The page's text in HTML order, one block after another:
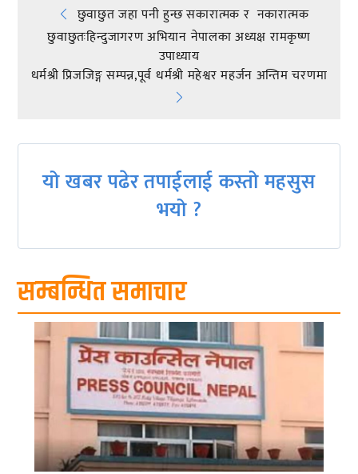
Post
navigation
छुवाछुत जहा पनी हुन्छ सकारात्मक र नकारात्मक
छुवाछुतःहिन्दुजागरण अभियान नेपालका अध्यक्ष रामकृष्ण
उपाध्याय
धर्मश्री प्रिजजिङ्ग सम्पन्न,पूर्व धर्मश्री महेश्वर महर्जन अन्तिम चरणमा
यो खबर पढेर तपाईलाई कस्तो महसुस
भयो ?
सम्बन्धित समाचार